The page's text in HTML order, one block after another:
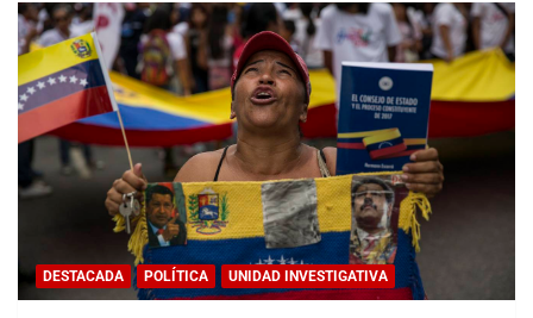
DESTACADA POLÍTICA UNIDAD INVESTIGATIVA